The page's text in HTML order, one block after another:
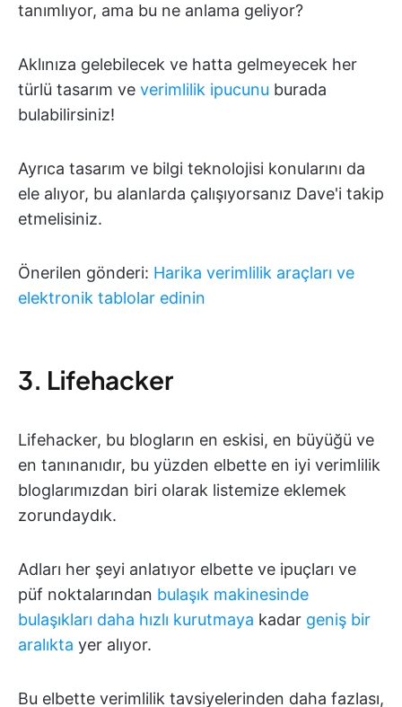
tanımlıyor, ama bu ne anlama geliyor?
Aklınıza gelebilecek ve hatta gelmeyecek her
türlü tasarım ve verimlilik ipucunu burada
bulabilirsiniz!
Ayrıca tasarım ve bilgi teknolojisi konularını da
ele alıyor, bu alanlarda çalışıyorsanız Dave'i takip
etmelisiniz.
Önerilen gönderi: Harika verimlilik araçları ve
elektronik tablolar edinin
3. Lifehacker
Lifehacker, bu blogların en eskisi, en büyüğü ve
en tanınanıdır, bu yüzden elbette en iyi verimlilik
bloglarımızdan biri olarak listemize eklemek
zorundaydık.
Adları her şeyi anlatıyor elbette ve ipuçları ve
püf noktalarından bulaşık makinesinde
bulaşıkları daha hızlı kurutmaya kadar geniş bir
aralıkta yer alıyor.
Bu elbette verimlilik tavsiyelerinden daha fazlası,